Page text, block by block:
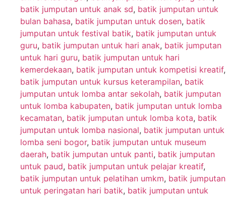
batik jumputan untuk anak sd, batik jumputan untuk
bulan bahasa, batik jumputan untuk dosen, batik
jumputan untuk festival batik, batik jumputan untuk
guru, batik jumputan untuk hari anak, batik jumputan
untuk hari guru, batik jumputan untuk hari
kemerdekaan, batik jumputan untuk kompetisi kreatif,
batik jumputan untuk kursus keterampilan, batik
jumputan untuk lomba antar sekolah, batik jumputan
untuk lomba kabupaten, batik jumputan untuk lomba
kecamatan, batik jumputan untuk lomba kota, batik
jumputan untuk lomba nasional, batik jumputan untuk
lomba seni bogor, batik jumputan untuk museum
daerah, batik jumputan untuk panti, batik jumputan
untuk paud, batik jumputan untuk pelajar kreatif,
batik jumputan untuk pelatihan umkm, batik jumputan
untuk peringatan hari batik, batik jumputan untuk